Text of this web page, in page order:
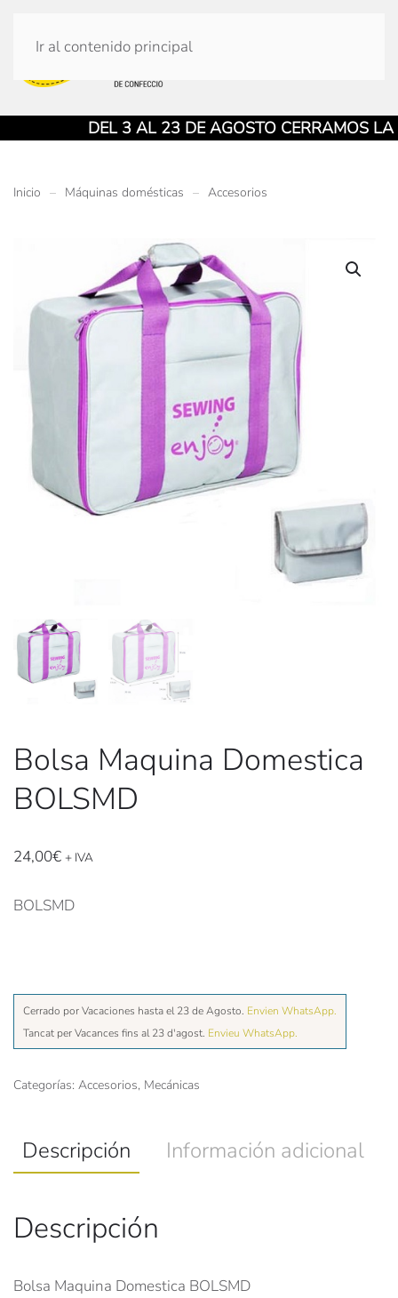
Ir al contenido principal
DEL 3 AL 23 DE AGOSTO CERRAMOS LA
Inicio Máquinas domésticas Accesorios
Bolsa Maquina Domestica
BOLSMD
24,00€ + IVA
BOLSMD
Cerrado por Vacaciones hasta el 23 de Agosto. Envien WhatsApp.
Tancat per Vacances fins al 23 d'agost. Envieu WhatsApp.
Categorías: Accesorios, Mecánicas
Descripción Información adicional
Descripción
Bolsa Maquina Domestica BOLSMD